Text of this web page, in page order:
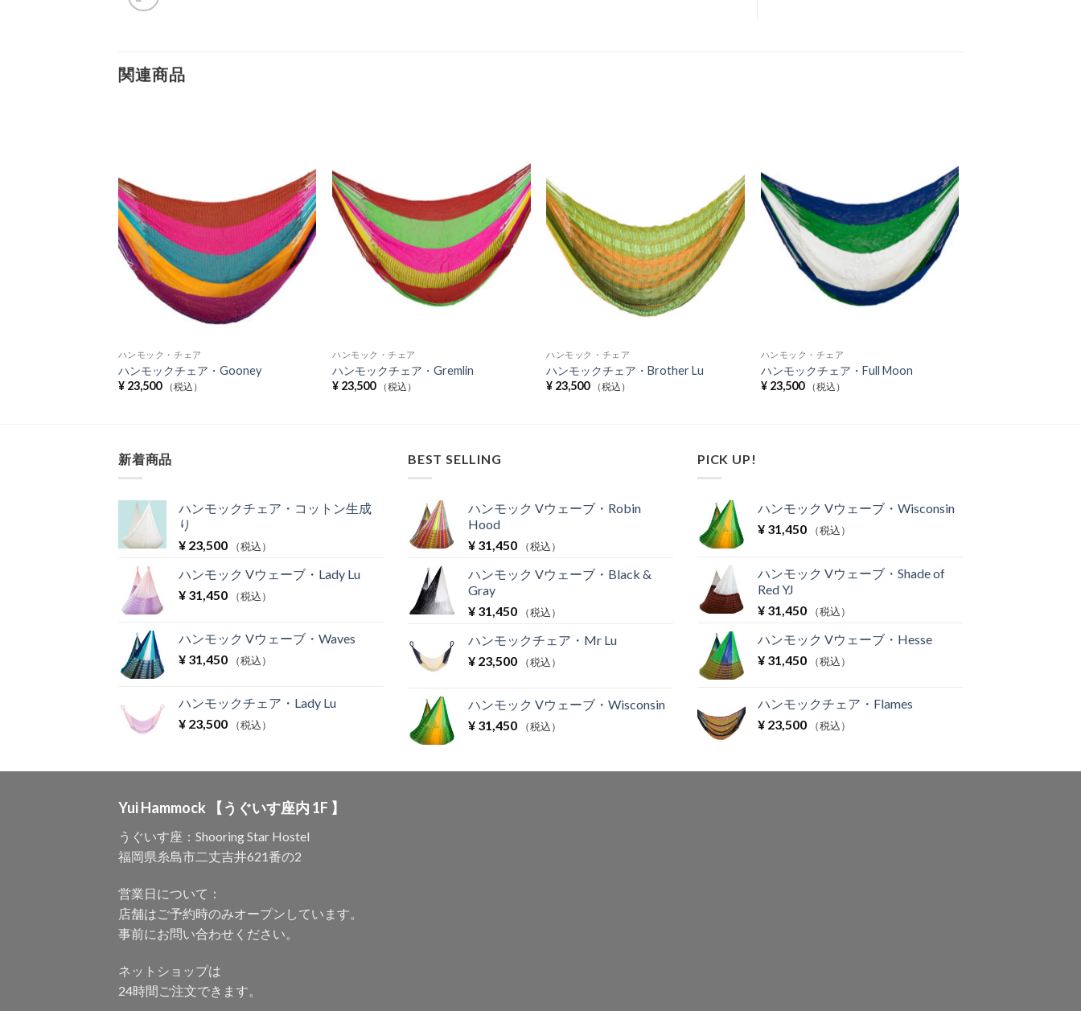
関連商品
Add to
Wishlist
ハンモック・チェア
ハンモックチェア・Gooney
¥23,500 （税込）
Add to
Wishlist
ハンモック・チェア
ハンモックチェア・Gremlin
¥ 23,500 （税込）
Wishlist
ハンモック・チェア
ハンモックチェア・Brother Lu
¥ 23,500 （税込）
Add to
Wishlist
ハンモック・チェア
ハンモックチェア・Full Moon
¥23,500 （税込）
新着商品
ハンモックチェア・コットン生成
り
¥ 23,500 （税込）
ハンモック Vウェーブ・Lady Lu
¥ 31,450 （税込）
ハンモック Vウェーブ・Waves
¥ 31,450 （税込）
ハンモックチェア・Lady Lu
¥ 23,500 （税込）
BEST SELLING
ハンモック Vウェーブ・Robin
Hood
¥ 31,450 （税込）
ハンモック Vウェーブ・Black &
Gray
¥ 31,450 （税込）
ハンモックチェア・Mr Lu
¥ 23,500 （税込）
ハンモック Vウェーブ・Wisconsin
¥ 31,450 （税込）
PICK UP!
ハンモック Vウェーブ・Wisconsin
¥ 31,450 （税込）
ハンモック Vウェーブ・Shade of
Red YJ
¥ 31,450 （税込）
ハンモック Vウェーブ・Hesse
¥ 31,450 （税込）
ハンモックチェア・Flames
¥ 23,500 （税込）
Yui Hammock 【うぐいす座内 1F 】
うぐいす座：Shooring Star Hostel
福岡県糸島市二丈吉井621番の2
営業日について：
店舗はご予約時のみオープンしています。
事前にお問い合わせください。
ネットショップは
24時間ご注文できます。